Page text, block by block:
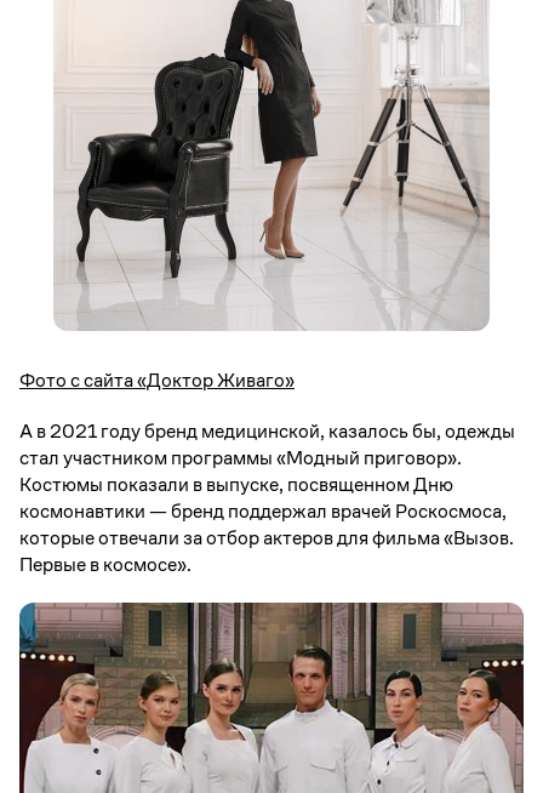
Фото с сайта «Доктор Живаго»
А в 2021 году бренд медицинской, казалось бы, одежды
стал участником программы «Модный приговор».
Костюмы показали в выпуске, посвященном Дню
космонавтики — бренд поддержал врачей Роскосмоса,
которые отвечали за отбор актеров для фильма «Вызов.
Первые в космосе».